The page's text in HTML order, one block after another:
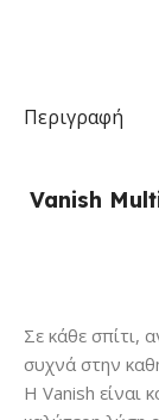
Περιγραφή
Vanish
Σε κάθε σπίτι,
συχνά στην
Η Vanish είναι